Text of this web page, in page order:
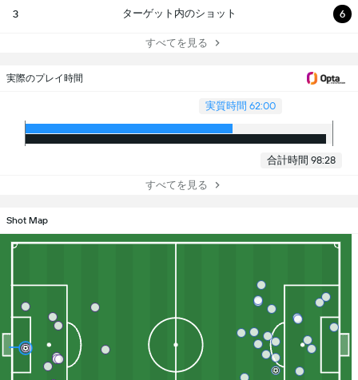
3 ターゲット内のショット 6
すべてを見る
実際のプレイ時間
実質時間 62:00
合計時間 98:28
すべてを見る
Shot Map